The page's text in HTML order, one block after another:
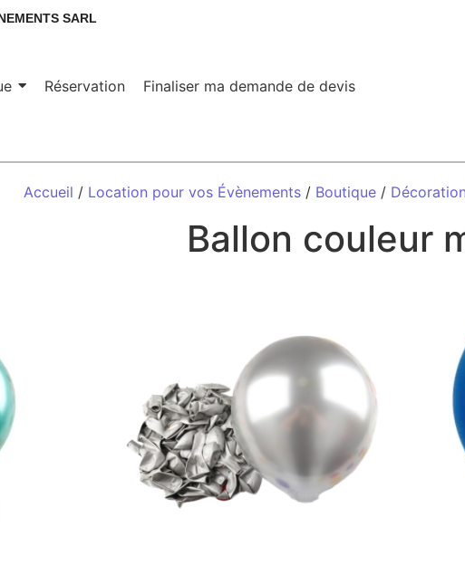
SARL
Réservation Finaliser ma demande de devis
Accueil / Location pour vos Évènements/ Boutique/
Ballon couleur